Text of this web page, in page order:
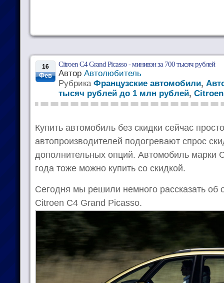
16
Фев
Citroen C4 Grand Picasso - минивэн за 700 тысяч рублей
Автор Автолюбитель
Рубрика Французские автомобили,
тысяч рублей до 1 млн рублей,
Купить автомобиль без скидки сейчас
автопроизводителей подогревают спрос
дополнительных опций. Автомобиль марки
года тоже можно купить со скидкой.
Сегодня мы решили немного рассказать об
Citroen C4 Grand Picasso.